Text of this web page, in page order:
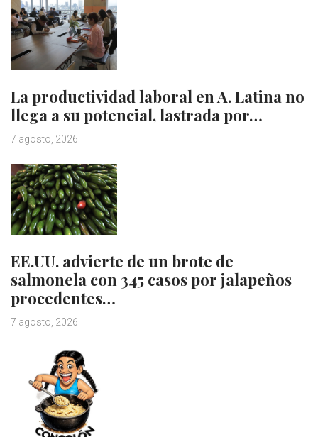
La productividad laboral en A. Latina no
llega a su potencial, lastrada por…
7 agosto, 2026
EE.UU. advierte de un brote de
salmonela con 345 casos por jalapeños
procedentes…
7 agosto, 2026